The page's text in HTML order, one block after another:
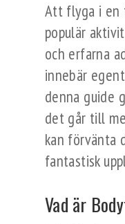
Att flyga i en
populär
och erfarna
innebär
denna guide
det går till
kan förvänta
fantastisk
Vad är